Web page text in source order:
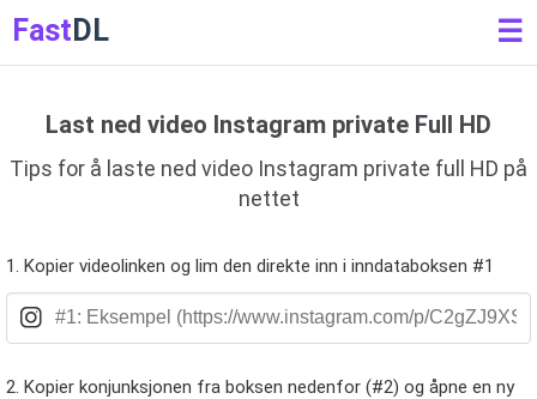
Fast DL ☰
Last ned video Instagram private Full HD
Tips for å laste ned video Instagram private full HD på
nettet
1. Kopier videolinken og lim den direkte inn i inndataboksen #1
2. Kopier konjunksjonen fra boksen nedenfor (#2) og åpne en ny